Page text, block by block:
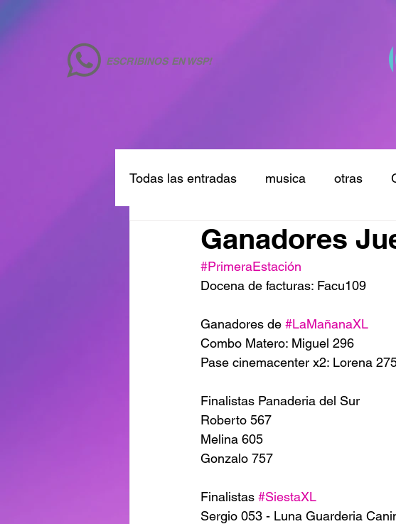
ESCRIBINOS EN WSP!
Todas las entradas musica otras
Ganadores
#PrimeraEstación
Docena de facturas: Facu109
Ganadores de #LaMañanaXL
Combo Matero: Miguel 296
Pase cinemacenter x2: Lorena
Finalistas Panaderia del Sur
Roberto 567
Melina 605
Gonzalo 757
Finalistas #SiestaXL
Sergio 053 - Luna Guarderia